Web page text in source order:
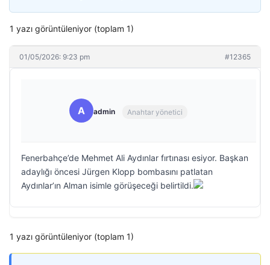
1 yazı görüntüleniyor (toplam 1)
01/05/2026: 9:23 pm #12365
A admin Anahtar yönetici
Fenerbahçe’de Mehmet Ali Aydınlar fırtınası esiyor. Başkan
adaylığı öncesi Jürgen Klopp bombasını patlatan
Aydınlar’ın Alman isimle görüşeceği belirtildi.
1 yazı görüntüleniyor (toplam 1)